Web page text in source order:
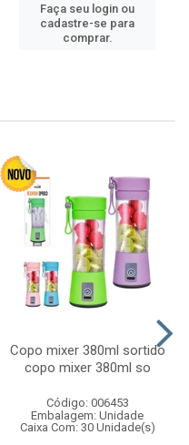
Faça seu login ou
cadastre-se para
comprar.
Copo mixer 380ml sortido
copo mixer 380ml so
Código: 006453
Embalagem: Unidade
Caixa Com: 30 Unidade(s)